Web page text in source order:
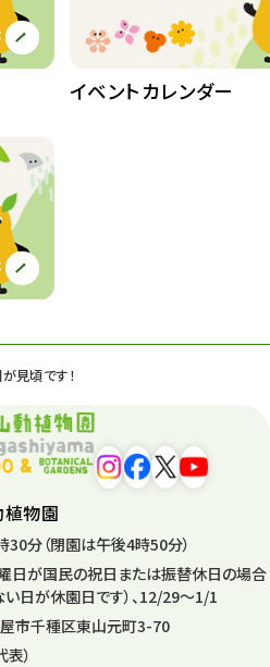
見頃です！
407
イベントカレンダー
物園
分（閉園は午後4時50分）
日が国民の祝日または振替休日の場合
日が休園日です）、12/29～1/1
市千種区東山元町3-70
）